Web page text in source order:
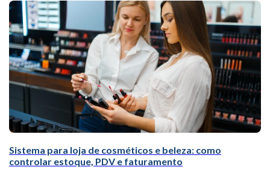
Sistema para loja de cosméticos e beleza: como
controlar estoque, PDV e faturamento